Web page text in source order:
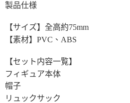
製品仕様
【サイズ】全高約75mm
【素材】PVC、ABS
【セット内容一覧】
フィギュア本体
帽子
リュックサック